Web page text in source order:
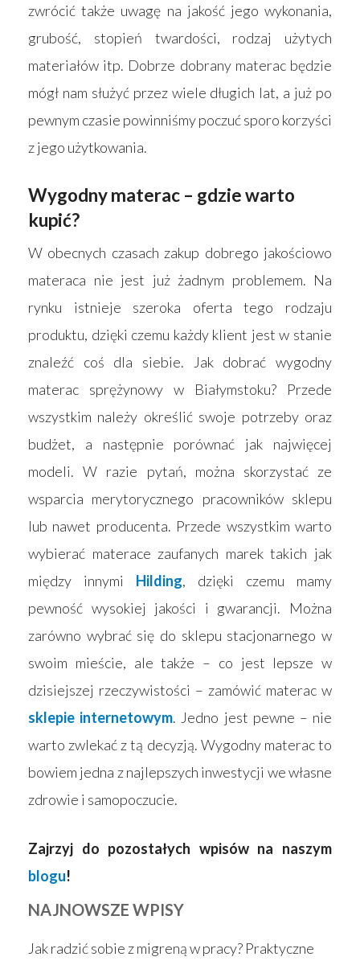
zwrócić także uwagę na jakość jego wykonania,
grubość, stopień twardości, rodzaj użytych
materiałów itp. Dobrze dobrany materac będzie
mógł nam służyć przez wiele długich lat, a już po
pewnym czasie powinniśmy poczuć sporo korzyści
z jego użytkowania.
Wygodny materac – gdzie warto
kupić?
W obecnych czasach zakup dobrego jakościowo
materaca nie jest już żadnym problemem. Na
rynku istnieje szeroka oferta tego rodzaju
produktu, dzięki czemu każdy klient jest w stanie
znaleźć coś dla siebie. Jak dobrać wygodny
materac sprężynowy w Białymstoku? Przede
wszystkim należy określić swoje potrzeby oraz
budżet, a następnie porównać jak najwięcej
modeli. W razie pytań, można skorzystać ze
wsparcia merytorycznego pracowników sklepu
lub nawet producenta. Przede wszystkim warto
wybierać materace zaufanych marek takich jak
między innymi Hilding, dzięki czemu mamy
pewność wysokiej jakości i gwarancji. Można
zarówno wybrać się do sklepu stacjonarnego w
swoim mieście, ale także – co jest lepsze w
dzisiejszej rzeczywistości – zamówić materac w
sklepie internetowym. Jedno jest pewne – nie
warto zwlekać z tą decyzją. Wygodny materac to
bowiem jedna z najlepszych inwestycji we własne
zdrowie i samopoczucie.
Zajrzyj do pozostałych wpisów na naszym
blogu!
NAJNOWSZE WPISY
Jak radzić sobie z migreną w pracy? Praktyczne